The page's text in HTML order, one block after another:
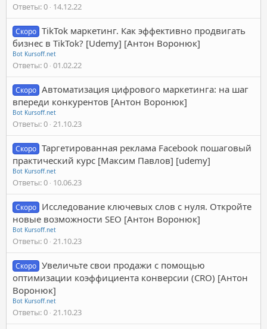
Ответы 0 14.12.22
Скоро TikTok маркетинг. Как эффективно продвигать
бизнес в TikTok? [Udemy] [Антон Воронюк]
Bot Kursoff.net
Ответы 0 01.02.22
Скоро Автоматизация цифрового маркетинга: на шаг
впереди конкурентов [Антон Воронюк]
Bot Kursoff.net
Ответы 0 21.10.23
Скоро Таргетированная реклама Facebook пошаговый
практический курс [Максим Павлов] [udemy]
Bot Kursoff.net
Ответы 0 10.06.23
Скоро Исследование ключевых слов с нуля. Откройте
новые возможности SEO [Антон Воронюк]
Bot Kursoff.net
Ответы 0 21.10.23
Скоро Увеличьте свои продажи с помощью
оптимизации коэффициента конверсии (CRO) [Антон
Воронюк]
Bot Kursoff.net
Ответы 0 21.10.23